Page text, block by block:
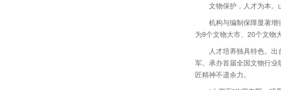
文物保护，人才为本。
机构与编制保障显著
为9个文物大市、20个文物
人才培养独具特色。
军。承办首届全国文物行
匠精神不遗余力。